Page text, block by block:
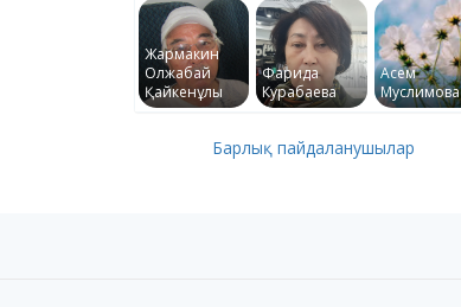
Жармакин
Олжабай
Қайкенұлы
Фарида
Курабаева
Асем
Муслимова
Барлық пайдаланушылар